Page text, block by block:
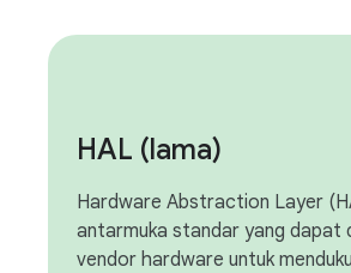
HAL (lama)
Hardware Abstraction Layer
antarmuka standar yang dapat
vendor hardware untuk